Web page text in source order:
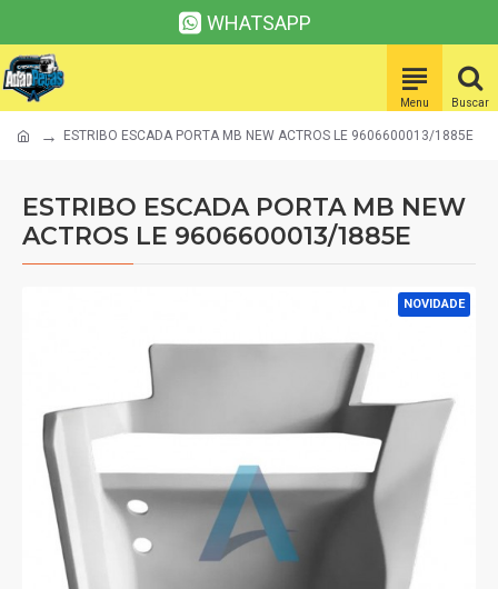
WHATSAPP
ESTRIBO ESCADA PORTA MB NEW ACTROS LE 9606600013/1885E
ESTRIBO ESCADA PORTA MB NEW
ACTROS LE 9606600013/1885E
NOVIDADE